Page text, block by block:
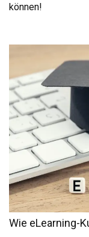
können!
Wie eLearning-